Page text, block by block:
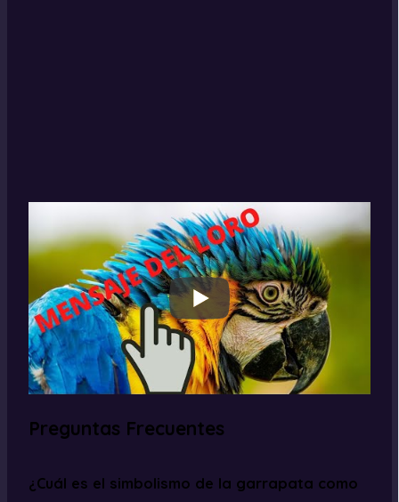
Preguntas Frecuentes
¿Cuál es el simbolismo de la garrapata como